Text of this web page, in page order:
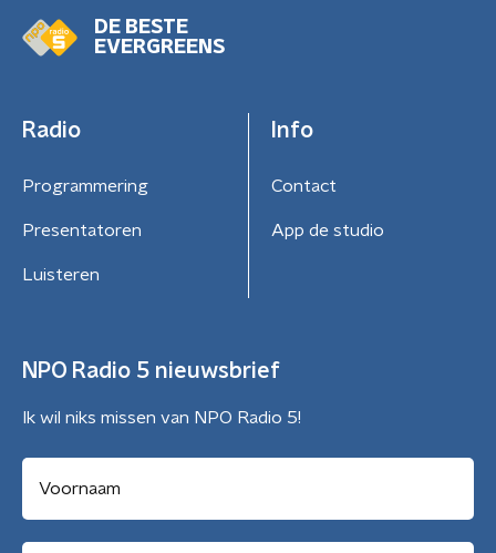
DE BESTE
EVERGREENS
Radio
Programmering
Presentatoren
Luisteren
Info
Contact
App de studio
NPO Radio 5 nieuwsbrief
Ik wil niks missen van NPO Radio 5!